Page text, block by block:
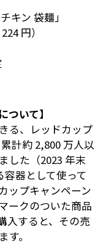
キン 袋麺」
円）
ついて】
る、レッドカップ
計約 2,800 万人以
した（2023 年末
器として使って
ップキャンペーン
ークのついた商品
入すると、その売
。